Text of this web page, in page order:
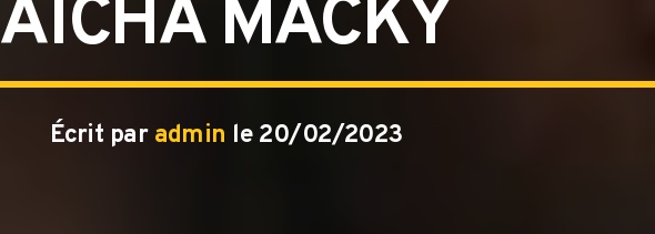
AÏCHA MACKY
Écrit par admin le 20/02/2023